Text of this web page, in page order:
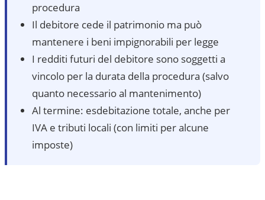
procedura
Il debitore cede il patrimonio ma può
mantenere i beni impignorabili per legge
I redditi futuri del debitore sono soggetti a
vincolo per la durata della procedura (salvo
quanto necessario al mantenimento)
Al termine: esdebitazione totale, anche per
IVA e tributi locali (con limiti per alcune
imposte)